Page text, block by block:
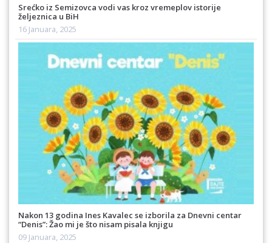
Srećko iz Semizovca vodi vas kroz vremeplov istorije
željeznica u BiH
16 Januara, 2025
Nakon 13 godina Ines Kavalec se izborila za Dnevni centar
“Denis”: Žao mi je što nisam pisala knjigu
09 Januara, 2025